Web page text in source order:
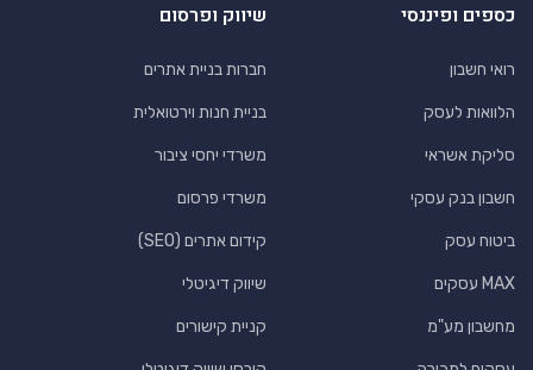
כספים ופיננסי
רואי חשבון
הלוואות לעסק
סליקת אשראי
חשבון בנק עסקי
ביטוח עסק
MAX עסקים
מחשבון מע"מ
שיווק ופרסום
חברות בניית אתרים
בניית חנות וירטואלית
משרדי יחסי ציבור
משרדי פרסום
קידום אתרים (SEO)
שיווק דיגיטלי
קניית קישורים